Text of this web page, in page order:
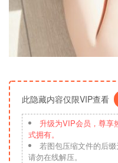
此隐藏内容仅限VIP查看
升级为VIP会员，尊享
式拥有。
若图包压缩文件的后缀
请勿在线解压。